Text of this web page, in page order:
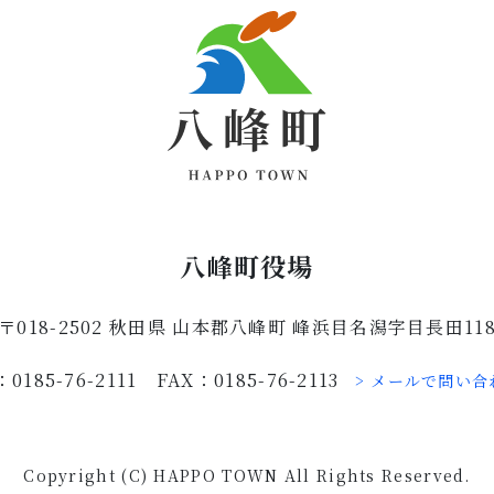
八峰町役場
018-2502 秋田県 山本郡八峰町 峰浜目名潟字目長田118
0185-76-2111 FAX：0185-76-2113 > メールで問い合
Copyright (C) HAPPO TOWN All Rights Reserved.